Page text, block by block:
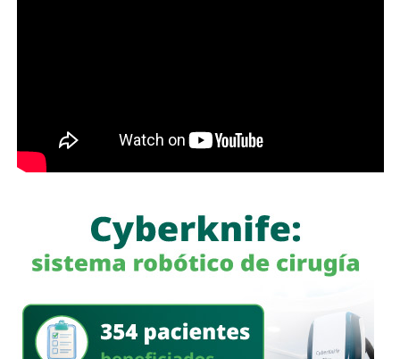
El Gobierno del Estado señaló que esta iniciativa forma
parte del trabajo coordinado con la Federación para
protección de los recursos naturales de San Luis Potosí.
También lee:SLP cerró 2025 con 369 homicidios, el